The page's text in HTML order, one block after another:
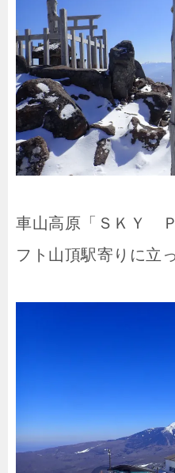
車山高原「ＳＫＹ
フト山頂駅寄りに立